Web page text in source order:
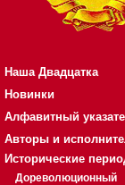
Наша Двадцатка
Новинки
Алфавитный
Авторы и
Исторические
Дореволюционный